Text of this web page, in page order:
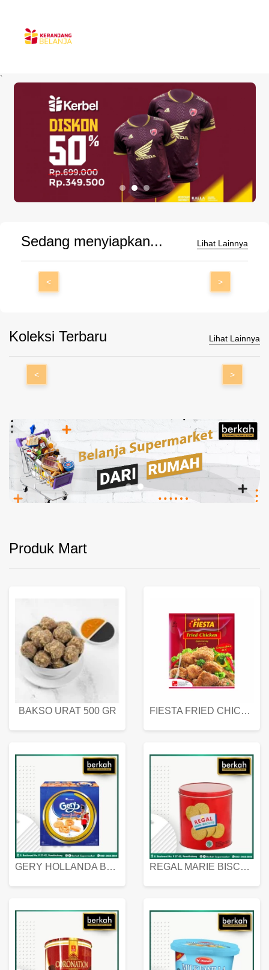
`
Sedang menyiapkan... Lihat Lainnya
< >
Koleksi Terbaru Lihat Lainnya
< >
Produk Mart
BAKSO URAT 500 GR FIESTA FRIED CHICKEN 500 GR
GERY HOLLANDA BUTTER COOKIES 450 GRAM REGAL MARIE BISCUIT KALENG 550 GRAM